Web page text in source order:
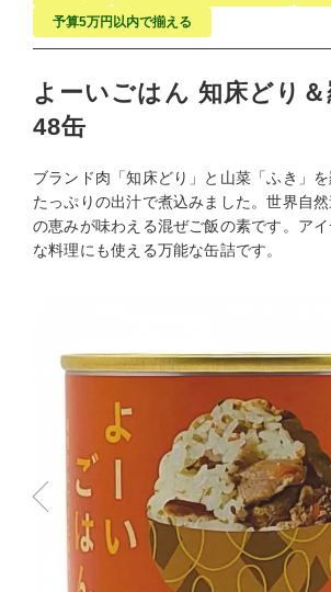
予算5万円以内で揃える
よーいごはん 知床どり
48缶
ブランド肉「知床どり」と山菜「ふき」
たっぷりの出汁で煮込みました。世界自
の恵みが味わえる混ぜご飯の素です。ア
な料理にも使える万能な缶詰です。